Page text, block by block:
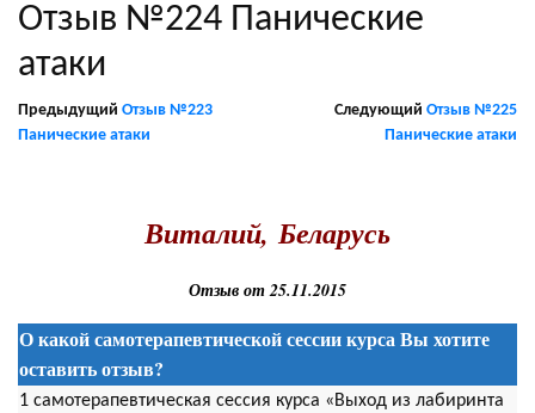
Отзыв №224 Панические
атаки
Предыдущий Отзыв №223
Панические атаки
Следующий Отзыв №225
Панические атаки
Виталий, Беларусь
Отзыв от 25.11.2015
О какой самотерапевтической сессии курса Вы хотите
оставить отзыв?
1 самотерапевтическая сессия курса «Выход из лабиринта